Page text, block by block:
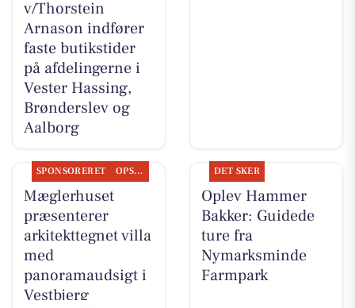
v/Thorstein
Arnason indfører
faste butikstider
på afdelingerne i
Vester Hassing,
Brønderslev og
Aalborg
SPONSORERET OPSLAGSTAVLEN
Mæglerhuset
præsenterer
arkitekttegnet villa
med
panoramaudsigt i
Vestbjerg
DET SKER
Oplev Hammer
Bakker: Guidede
ture fra
Nymarksminde
Farmpark